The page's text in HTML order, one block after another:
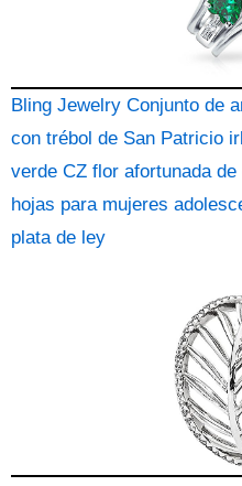
Bling Jewelry Conjunto de
con trébol de San Patricio
verde CZ flor afortunada de
hojas para mujeres
plata de ley